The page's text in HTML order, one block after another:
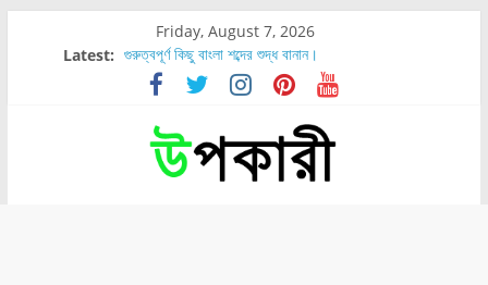
Friday, August 7, 2026
Latest: গুরুত্বপূর্ণ কিছু বাংলা শব্দের শুদ্ধ বানান।
শরীরের কোন অংশে বেডসোর বেশি হয়?
নাসাল টিউব কতদিন রাখা যায়?
রোগীর পিঠ, কোমর এবং পায়ে বেডসোর দেখা গেলে করণীয় কি?
পার্সিমন ফলের স্বাস্থ্য ও পুষ্টি উপকারিতা।